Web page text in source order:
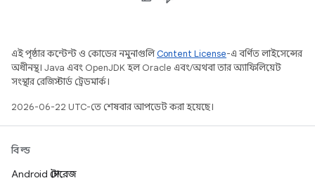
এই পৃষ্ঠার কন্টেন্ট ও কোডের নমুনাগুলিContent License-এ বর্ণিত লাইসেন্সের
অধীনস্থ। Java এবং OpenJDK হল Oracle এবং/অথবা তার অ্যাফিলিয়েট
সংস্থার রেজিস্টার্ড ট্রেডমার্ক।
2026-06-22 UTC-তে শেষবার আপডেট করা হয়েছে।
বিল্ড
Android স্টোরেজ